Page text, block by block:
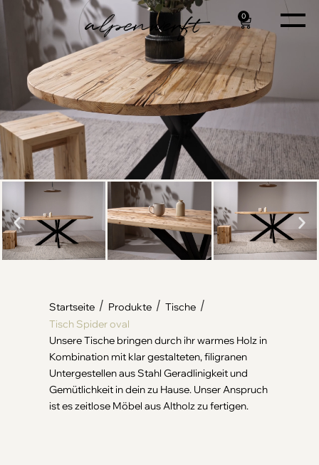
0
Startseite / Produkte / Tische /
Tisch Spider oval
Unsere Tische bringen durch ihr warmes Holz in
Kombination mit klar gestalteten, filigranen
Untergestellen aus Stahl Geradlinigkeit und
Gemütlichkeit in dein zu Hause. Unser Anspruch
ist es zeitlose Möbel aus Altholz zu fertigen.